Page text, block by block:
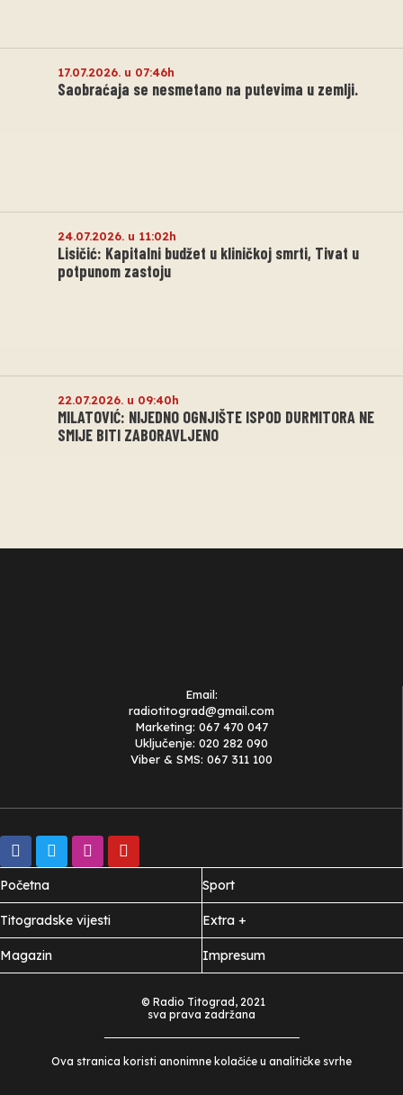
17.07.2026. u 07:46h
Saobraćaja se nesmetano na putevima u zemlji.
24.07.2026. u 11:02h
Lisičić: Kapitalni budžet u kliničkoj smrti, Tivat u
potpunom zastoju
22.07.2026. u 09:40h
MILATOVIĆ: NIJEDNO OGNJIŠTE ISPOD DURMITORA NE
SMIJE BITI ZABORAVLJENO
Email:
radiotitograd@gmail.com
Marketing: 067 470 047
Uključenje: 020 282 090
Viber & SMS: 067 311 100
Početna
Titogradske vijesti
Magazin
Sport
Extra +
Impresum
© Radio Titograd, 2021
sva prava zadržana
Ova stranica koristi anonimne kolačiće u analitičke svrhe